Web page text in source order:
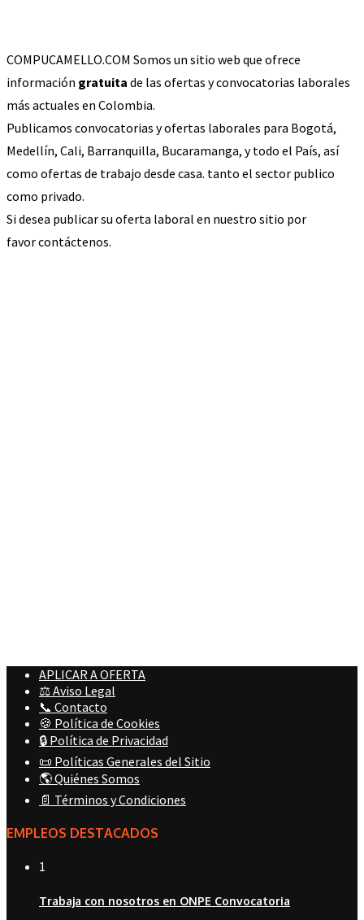
COMPUCAMELLO.COM Somos un sitio web que ofrece
información gratuita de las ofertas y convocatorias laborales
más actuales en Colombia.
Publicamos convocatorias y ofertas laborales para Bogotá,
Medellín, Cali, Barranquilla, Bucaramanga, y todo el País, así
como ofertas de trabajo desde casa. tanto el sector publico
como privado.
Si desea publicar su oferta laboral en nuestro sitio por
favor contáctenos.
APLICAR A OFERTA
⚖️ Aviso Legal
📞 Contacto
🍪 Política de Cookies
🔒 Política de Privacidad
📜 Políticas Generales del Sitio
🌎 Quiénes Somos
📄 Términos y Condiciones
EMPLEOS DESTACADOS
1
Trabaja con nosotros en ONPE Convocatoria